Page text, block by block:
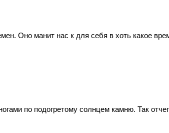
Оно манит нас к для себя в хоть какое
по подогретому солнцем камню. Так